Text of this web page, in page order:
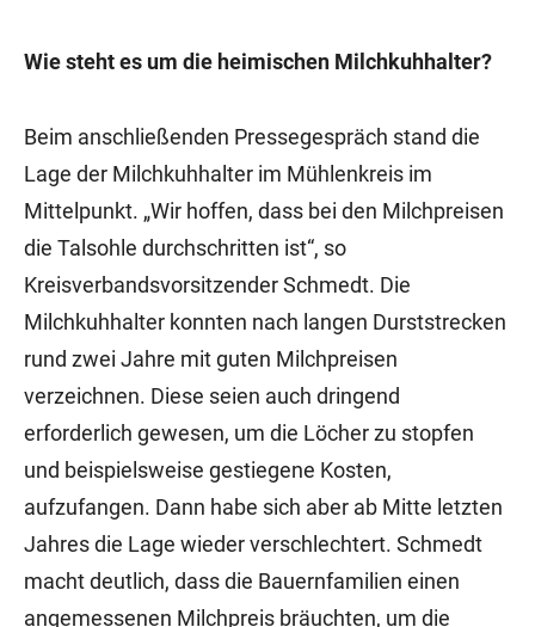
Wie steht es um die heimischen Milchkuhhalter?
Beim anschließenden Pressegespräch stand die
Lage der Milchkuhhalter im Mühlenkreis im
Mittelpunkt. „Wir hoffen, dass bei den Milchpreisen
die Talsohle durchschritten ist“, so
Kreisverbandsvorsitzender Schmedt. Die
Milchkuhhalter konnten nach langen Durststrecken
rund zwei Jahre mit guten Milchpreisen
verzeichnen. Diese seien auch dringend
erforderlich gewesen, um die Löcher zu stopfen
und beispielsweise gestiegene Kosten,
aufzufangen. Dann habe sich aber ab Mitte letzten
Jahres die Lage wieder verschlechtert. Schmedt
macht deutlich, dass die Bauernfamilien einen
angemessenen Milchpreis bräuchten, um die